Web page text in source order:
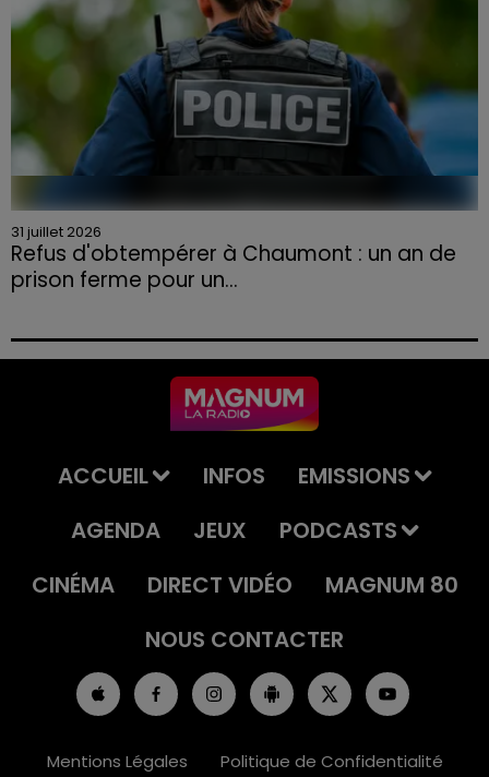
31 juillet 2026
Refus d'obtempérer à Chaumont : un an de
prison ferme pour un...
permis et la confiscation de son véhicule.
ACCUEIL INFOS
EMISSIONS
AGENDA
JEUX
PODCASTS
CINÉMA
DIRECT VIDÉO
MAGNUM 80
NOUS CONTACTER
Mentions Légales Politique de Confidentialité